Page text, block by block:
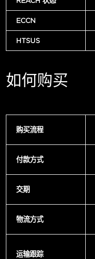
ECCN
HTSUS
如何购买
购买流程
付款方式
交期
物流方式
运输跟踪